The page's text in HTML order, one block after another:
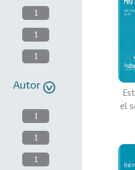
1
1
1
Autor
1
1
1
el